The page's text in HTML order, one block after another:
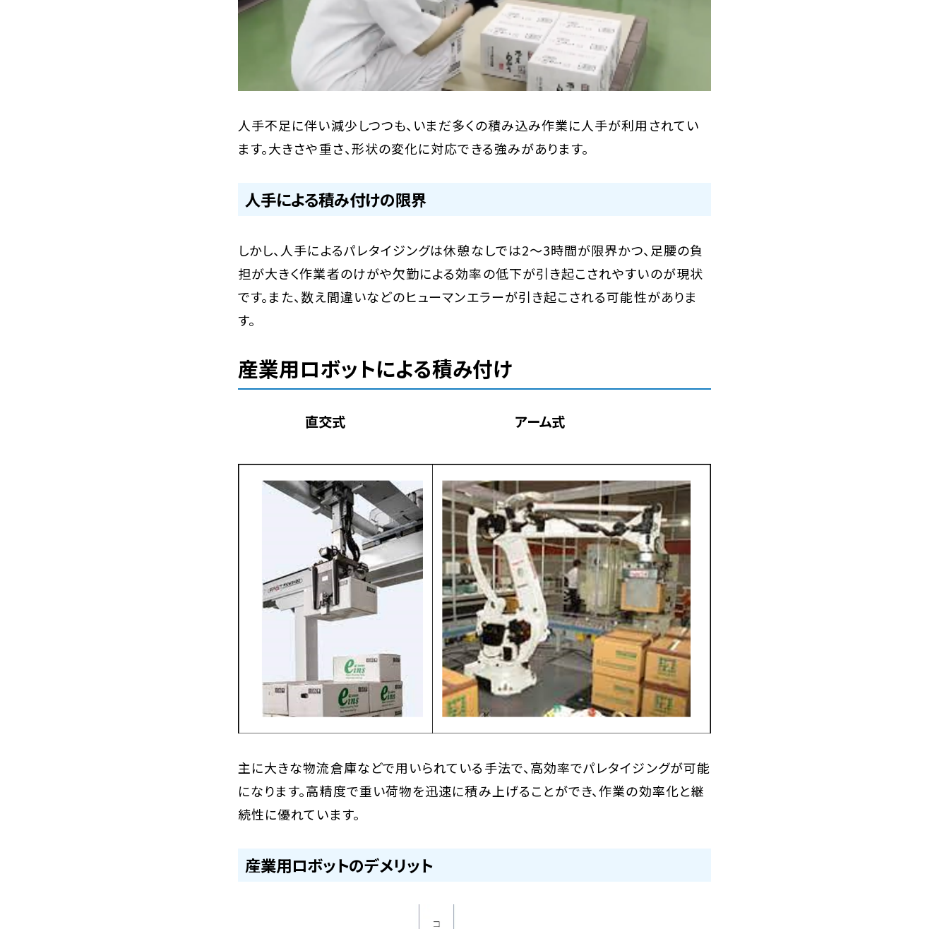
人手不足に伴い減少しつつも、いまだ多くの積み込み作業に人手が利用されてい
ます。大きさや重さ、形状の変化に対応できる強みがあります。
人手による積み付けの限界
しかし、人手によるパレタイジングは休憩なしでは2～3時間が限界かつ、足腰の負
担が大きく作業者のけがや欠勤による効率の低下が引き起こされやすいのが現状
です。また、数え間違いなどのヒューマンエラーが引き起こされる可能性がありま
す。
産業用ロボットによる積み付け
直交式 アーム式
主に大きな物流倉庫などで用いられている手法で、高効率でパレタイジングが可能
になります。高精度で重い荷物を迅速に積み上げることができ、作業の効率化と継
続性に優れています。
産業用ロボットのデメリット